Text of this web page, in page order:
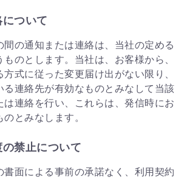
ついて
間の通知または連絡は、当社の定める
のとします。当社は、お客様から、
式に従った変更届け出がない限り、
る連絡先が有効なものとみなして当該
は連絡を行い、これらは、発信時にお
とみなします。
禁止について
書面による事前の承諾なく、利用契約